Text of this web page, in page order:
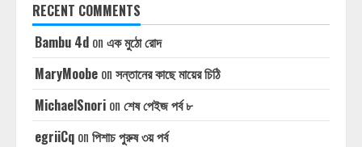
RECENT COMMENTS
Bambu 4d on এক মুঠো রোদ
MaryMoobe on সন্তানের কাছে মায়ের চিঠি
MichaelSnori on শেষ পেইজ পর্ব ৮
egriiCq on পিশাচ পুরুষ ৩য় পর্ব